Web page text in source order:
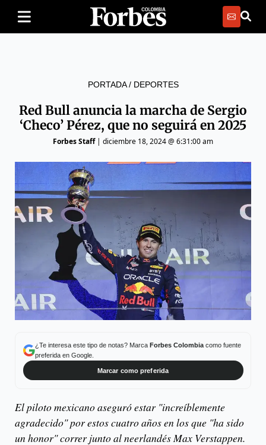
PORTADA/ DEPORTES
Red Bull anuncia la marcha de Sergio
‘Checo’ Pérez, que no seguirá en 2025
Forbes Staff| diciembre 18, 2024 @ 6:31:00 am
¿Te interesa este tipo de notas? Marca Forbes Colombiacomo fuente
preferida en Google.
Marcar como preferida
El piloto mexicano aseguró estar "increíblemente
agradecido" por estos cuatro años en los que "ha sido
un honor" correr junto al neerlandés Max Verstappen.